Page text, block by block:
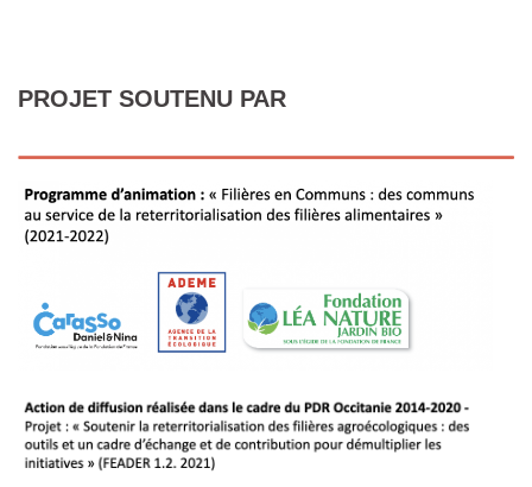
PROJET SOUTENU PAR